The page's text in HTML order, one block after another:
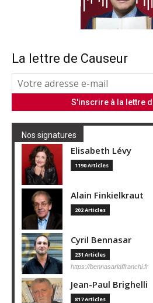
La lettre de Causeur
Nos signatures
Elisabeth Lévy
1190 Articles
Alain Finkielkraut
202 Articles
Cyril Bennasar
231 Articles
https://bennasarlaffranchi.fr
Jean-Paul Brighelli
817 Articles